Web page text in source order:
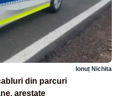
Ionuț Nichita
din parcuri
arestate